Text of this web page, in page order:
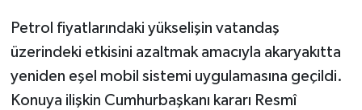
Petrol fiyatlarındaki yükselişin vatandaş
üzerindeki etkisini azaltmak amacıyla akaryakıtta
yeniden eşel mobil sistemi uygulamasına geçildi.
Konuya ilişkin Cumhurbaşkanı kararı Resmî